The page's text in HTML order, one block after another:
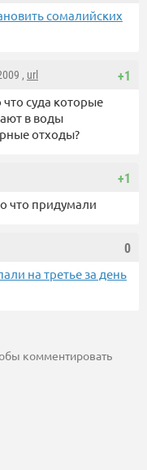
сомалийских
+1
, url
суда которые
в воды
отходы?
+1
что придумали
0
на третье за день
комментировать